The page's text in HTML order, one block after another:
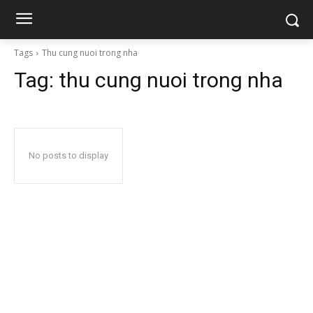
Tags Thu cung nuoi trong nha
Tag: thu cung nuoi trong nha
No posts to display